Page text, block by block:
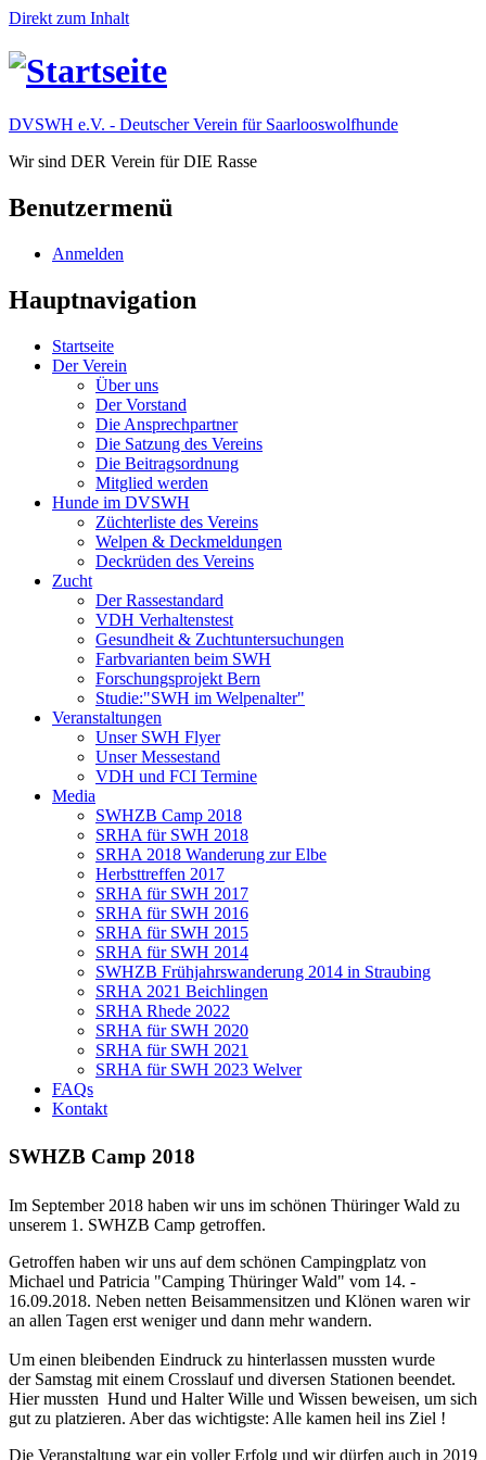
Direkt zum Inhalt
DVSWH e.V. - Deutscher Verein für Saarlooswolfhunde
Wir sind DER Verein für DIE Rasse
Benutzermenü
Anmelden
Hauptnavigation
Startseite
Der Verein
Über uns
Der Vorstand
Die Ansprechpartner
Die Satzung des Vereins
Die Beitragsordnung
Mitglied werden
Hunde im DVSWH
Züchterliste des Vereins
Welpen & Deckmeldungen
Deckrüden des Vereins
Zucht
Der Rassestandard
VDH Verhaltenstest
Gesundheit & Zuchtuntersuchungen
Farbvarianten beim SWH
Forschungsprojekt Bern
Studie:"SWH im Welpenalter"
Veranstaltungen
Unser SWH Flyer
Unser Messestand
VDH und FCI Termine
Media
SWHZB Camp 2018
SRHA für SWH 2018
SRHA 2018 Wanderung zur Elbe
Herbsttreffen 2017
SRHA für SWH 2017
SRHA für SWH 2016
SRHA für SWH 2015
SRHA für SWH 2014
SWHZB Frühjahrswanderung 2014 in Straubing
SRHA 2021 Beichlingen
SRHA Rhede 2022
SRHA für SWH 2020
SRHA für SWH 2021
SRHA für SWH 2023 Welver
FAQs
Kontakt
SWHZB Camp 2018
Im September 2018 haben wir uns im schönen Thüringer Wald zu
unserem 1. SWHZB Camp getroffen.
Getroffen haben wir uns auf dem schönen Campingplatz von
Michael und Patricia "Camping Thüringer Wald" vom 14. -
16.09.2018. Neben netten Beisammensitzen und Klönen waren wir
an allen Tagen erst weniger und dann mehr wandern.
Um einen bleibenden Eindruck zu hinterlassen mussten wurde
der Samstag mit einem Crosslauf und diversen Stationen beendet.
Hier mussten Hund und Halter Wille und Wissen beweisen, um sich
gut zu platzieren. Aber das wichtigste: Alle kamen heil ins Ziel !
Die Veranstaltung war ein voller Erfolg und wir dürfen auch in 2019